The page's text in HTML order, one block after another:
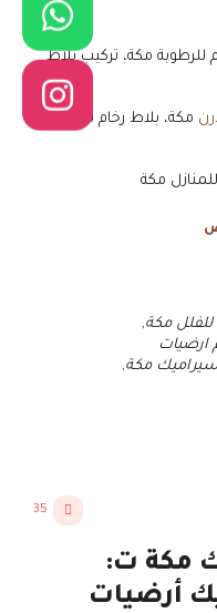
للرطوبة مكة، تركيب بلاط
مكة، بلاط رخام للمطابخ
مكة
مكة,
ارضيات
مكة,
35
مكة ت:
أرضيات